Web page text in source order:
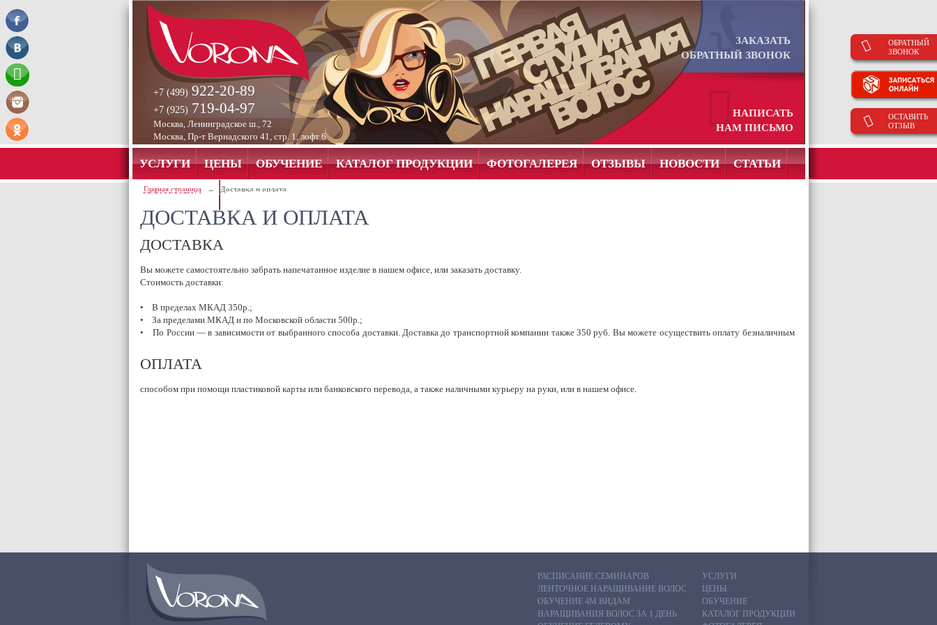
+7 (499) 922-20-89
+7 (925) 719-04-97
Москва, Ленинградское ш., 72
Москва, Пр-т Вернадского 41, стр. 1, лофт 6
ЗАКАЗАТЬ
ОБРАТНЫЙ ЗВОНОК
НАПИСАТЬ
НАМ ПИСЬМО
УСЛУГИ ЦЕНЫ ОБУЧЕНИЕ КАТАЛОГ ПРОДУКЦИИ ФОТОГАЛЕРЕЯ ОТЗЫВЫ НОВОСТИ СТАТЬИ
ПАРТНЕРАМ КОНТАКТЫ
Главная страница → Доставка и оплата
ДОСТАВКА И ОПЛАТА
ДОСТАВКА
Вы можете самостоятельно забрать напечатанное изделие в нашем офисе, или заказать доставку.
Стоимость доставки:
• В пределах МКАД 350р.;
• За пределами МКАД и по Московской области 500р.;
• По России — в зависимости от выбранного способа доставки. Доставка до транспортной компании также 350 руб.
ОПЛАТА
Вы можете осуществить оплату безналичным
способом при помощи пластиковой карты или банковского перевода, а также наличными курьеру на руки, или в нашем офисе.
РАСПИСАНИЕ СЕМИНАРОВ
ЛЕНТОЧНОЕ НАРАЩИВАНИЕ ВОЛОС
ОБУЧЕНИЕ 4М ВИДАМ
НАРАЩИВАНИЯ ВОЛОС ЗА 1 ДЕНЬ
УСЛУГИ
ЦЕНЫ
ОБУЧЕНИЕ
КАТАЛОГ ПРОДУКЦИИ
ОСТАВИТЬ
ОТЗЫВ
ОБРАТНЫЙ
ЗВОНОК